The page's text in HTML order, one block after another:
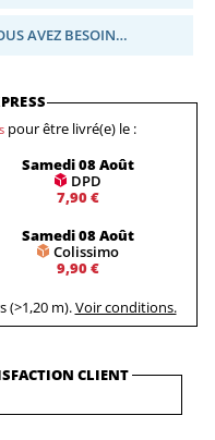
AVEZ BESOIN…
pour être livré(e) le :
Samedi 08 Août
DPD
7,90 €
Samedi 08 Août
Colissimo
9,90 €
(>1,20 m).Voir conditions.
CLIENT